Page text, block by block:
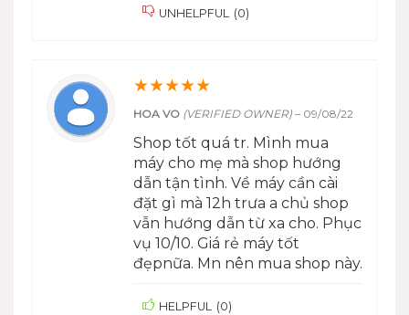
UNHELPFUL
(0)
★★★★★
HOA VO (VERIFIED OWNER) – 09/08/22
Shop tốt quá tr. Mình mua
máy cho mẹ mà shop hướng
dẫn tận tình. Về máy cần cài
đặt gì mà 12h trưa a chủ shop
vẫn hướng dẫn từ xa cho. Phục
vụ 10/10. Giá rẻ máy tốt
đẹpnữa. Mn nên mua shop này.
HELPFUL (0)